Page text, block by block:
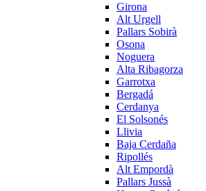
Girona
Alt Urgell
Pallars Sobirà
Osona
Noguera
Alta Ribagorza
Garrotxa
Bergadá
Cerdanya
El Solsonés
Llivia
Baja Cerdaña
Ripollés
Alt Empordà
Pallars Jussà